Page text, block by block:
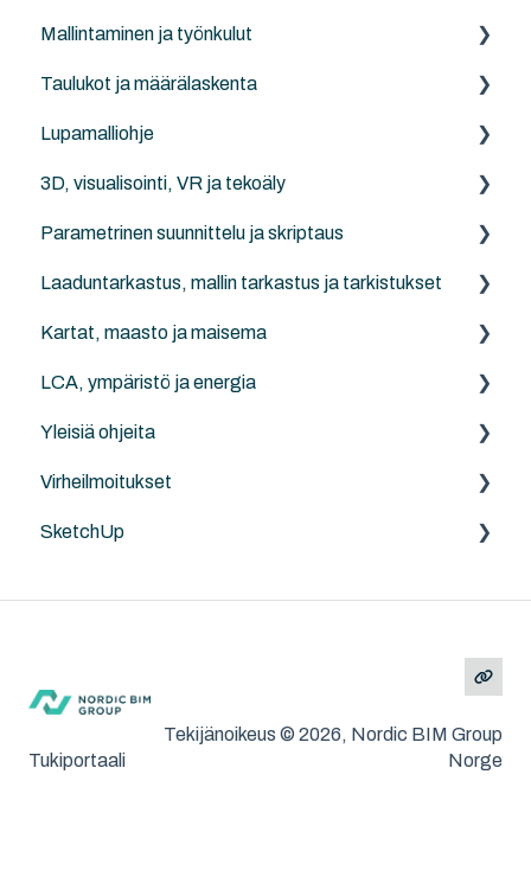
Archicad
Solibri
IFC-katseluohjelmat/-työkalut
DXF/DWG-tiedostot (.dxf, .dwg)
Pistepilvet (.e57, xyz, txt...)
Mallintaminen ja työnkulut
Archicad
NordicTools
Taulukot ja määrälaskenta
Archicad
Lupamalliohje
1 Lupamallin tietojen yleiskatsaus
2 Lupamallin osien tietokuvaukset
3 Lupamallialoituspohjan poikkeamat
4 Rakenteellinen järjestelmä -koodisto
5 Lupamallin esimerkkiprojektit
3D, visualisointi, VR ja tekoäly
Archicad
Twinmotion
Parametrinen suunnittelu ja skriptaus
Archicad Python API
Rhino - Grasshopper
Laaduntarkastus, mallin tarkastus ja tarkistukset
Archicad
Kartat, maasto ja maisema
LAND4
Projektin koordinaatit
LCA, ympäristö ja energia
Anavitor LCA
Yleisiä ohjeita
Ohjeita
Virheilmoitukset
Archicad
SketchUp
Tukiportaali
Tekijänoikeus © 2026, Nordic BIM Group
Norge